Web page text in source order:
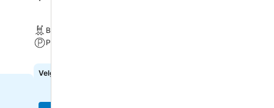
Basseng
Parkering
Velg datoer for å se nøyaktige priser